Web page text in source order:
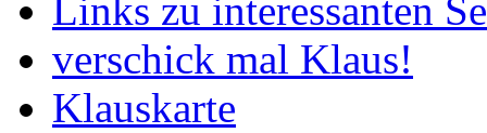
Links zu interessanten
verschick mal Klaus!
Klauskarte